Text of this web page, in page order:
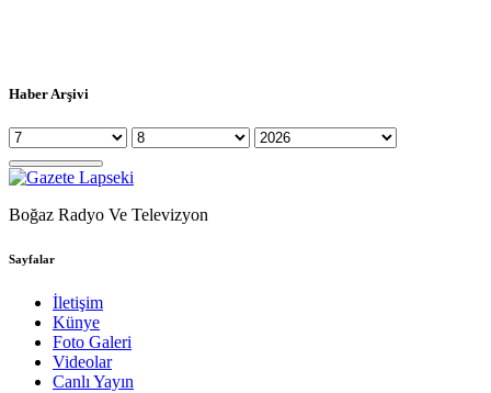
Haber Arşivi
Boğaz Radyo Ve Televizyon
Sayfalar
İletişim
Künye
Foto Galeri
Videolar
Canlı Yayın